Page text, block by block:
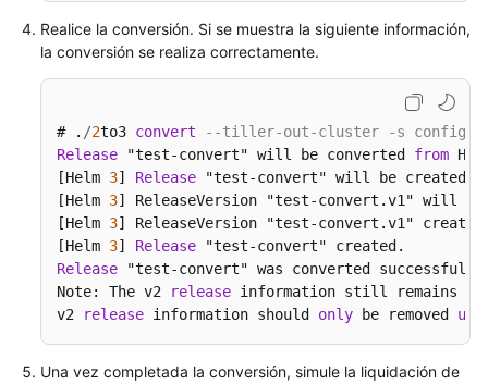
Descripción
Despliegue
de
una
aplicación
desde
Realice la conversión. Si se muestra la siguiente información,
la conversión se realiza correctamente.
# . /2to3 convert
--tiller-out-cluster -s
Release "test-convert" will be converted from
[Helm 3] Release "test-convert" will be created.
[Helm 3] ReleaseVersion "test-convert.v1" will
[Helm 3] ReleaseVersion "test-convert.v1"
[Helm 3] Release
Release "test-convert" was converted
Note: The v2
release information still remains
v2
release information should only be removed
Una vez completada la conversión, simule la liquidación de